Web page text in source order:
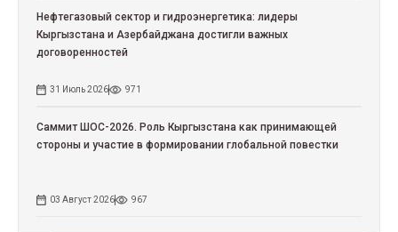
Нефтегазовый сектор и гидроэнергетика: лидеры
Кыргызстана и Азербайджана достигли важных
договоренностей
31 Июль 2026 971
Саммит ШОС-2026. Роль Кыргызстана как принимающей
стороны и участие в формировании глобальной повестки
03 Август 2026 967